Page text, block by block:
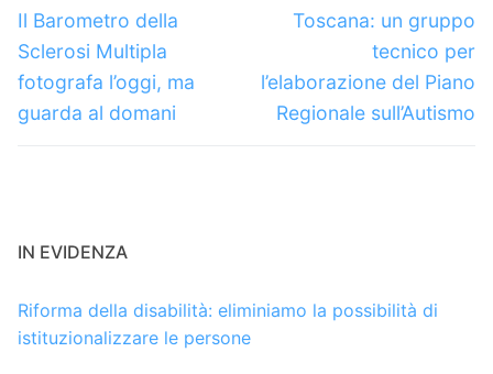
articoli
Articolo
precedente:
Il Barometro della
Sclerosi Multipla
fotografa l’oggi, ma
guarda al domani
Articolo
successivo:
Toscana: un gruppo
tecnico per
l’elaborazione del Piano
Regionale sull’Autismo
IN EVIDENZA
Riforma della disabilità: eliminiamo la possibilità di
istituzionalizzare le persone